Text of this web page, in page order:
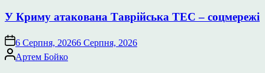
У Криму атакована Таврійська ТЕС – соцмережі
6 Серпня, 20266 Серпня, 2026
Опубліковано
Артем Бойко